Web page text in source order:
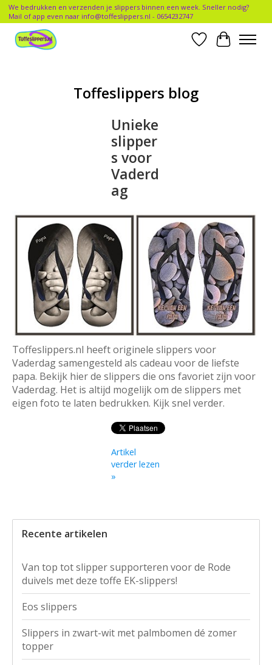
We bedrukken en verzenden je slippers binnen een week. Sneller nodig?
Mail of app even naar info@toffeslippers.nl - 0654232747
Verlanglijst
Toffeslippers blog
Unieke
slipper
s voor
Vaderd
ag
Toffeslippers.nl heeft originele slippers voor
Vaderdag samengesteld als cadeau voor de liefste
papa. Bekijk hier de slippers die ons favoriet zijn voor
Vaderdag. Het is altijd mogelijk om de slippers met
eigen foto te laten bedrukken. Kijk snel verder.
Artikel
verder lezen
»
Recente artikelen
Van top tot slipper supporteren voor de Rode
duivels met deze toffe EK-slippers!
Eos slippers
Slippers in zwart-wit met palmbomen dé zomer
topper